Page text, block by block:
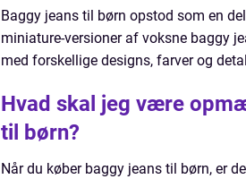
Baggy jeans til børn opstod som en
miniature-versioner af voksne baggy
med forskellige designs, farver og
Hvad skal jeg være
til børn?
Når du køber baggy jeans til børn, er